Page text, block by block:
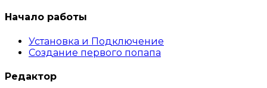
Начало работы
Установка и Подключение
Создание первого попапа
Редактор